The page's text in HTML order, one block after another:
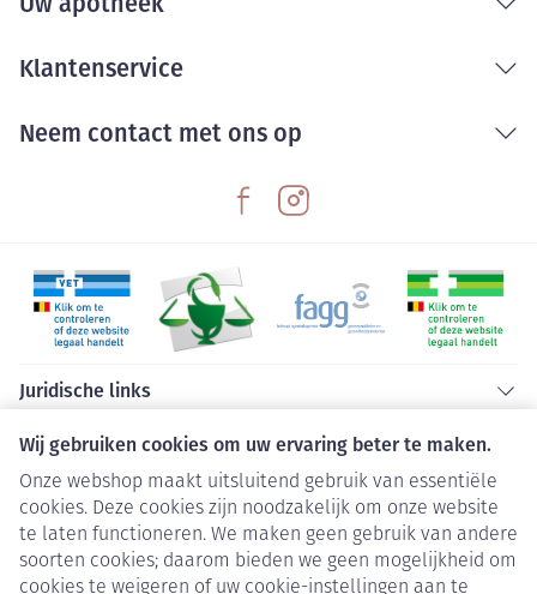
Wij gebruiken cookies om uw ervaring beter te maken.
Onze webshop maakt uitsluitend gebruik van essentiële
cookies. Deze cookies zijn noodzakelijk om onze website
te laten functioneren. We maken geen gebruik van andere
soorten cookies; daarom bieden we geen mogelijkheid om
cookies te weigeren of uw cookie-instellingen aan te
Klantenservice
Neem contact met ons op
Juridische links